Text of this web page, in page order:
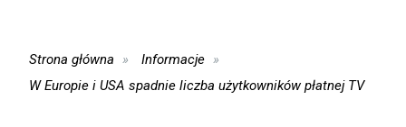
Strona główna
Informacje
W Europie i USA spadnie liczba użytkowników płatnej TV